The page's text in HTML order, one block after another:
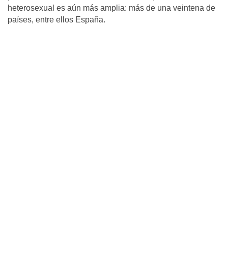
heterosexual es aún más amplia: más de una veintena de
países, entre ellos España.